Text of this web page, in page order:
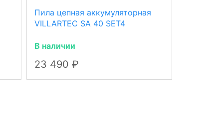
Пила цепная аккумуляторная
VILLARTEC SA 40 SET4
В наличии
23 490